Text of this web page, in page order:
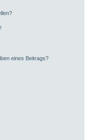
eines Beitrags?